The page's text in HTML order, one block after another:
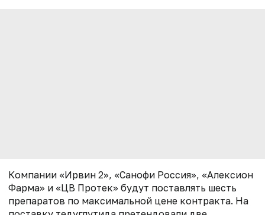
Компании «Ирвин 2», «Санофи Россия», «Алексион
Фарма» и «ЦВ Протек» будут поставлять шесть
препаратов по максимальной цене контракта. На